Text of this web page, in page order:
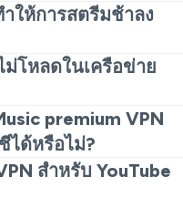
จะกดเล่น มันเข้ารหัส
ยชน์ในร้านกาแฟ
ำให้การสตรีมช้าลง
เซิร์ฟเวอร์ที่อยู่ใกล้ก่อน
ละลองใหม่อีกครั้ง
ม่โหลดในเครือข่าย
งหรือจำกัดความเร็ว
ารถช่วยโดยการเปลี่ยน
คุณเพื่อให้การเล่นหยุด
premium VPN
ได้หรือไม่?
ช้ร่วมกัน VeePN เข้า
ารป้องกันเมื่อคุณ
สำหรับ YouTube